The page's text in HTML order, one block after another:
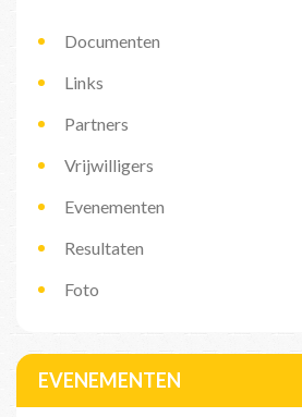
Documenten
Links
Partners
Vrijwilligers
Evenementen
Resultaten
Foto
EVENEMENTEN